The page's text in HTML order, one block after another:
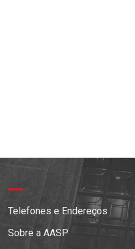
Telefones e Endereços
Sobre a AASP